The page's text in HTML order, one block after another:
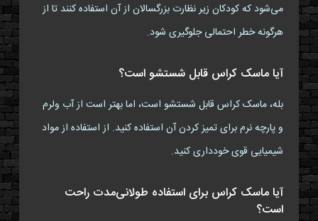
می‌شود که کودکان زیر نظارت بزرگسالان از آن استفاده کنند تا از
هرگونه خطر احتمالی جلوگیری شود.
آیا ماسک کراس قابل شستشو است؟
بله، ماسک کراس قابل شستشو است، اما بهتر است از آب ولرم
و پارچه نرم برای تمیز کردن آن استفاده کنید. از استفاده از مواد
شیمیایی قوی خودداری کنید.
آیا ماسک کراس برای استفاده طولانی‌مدت راحت
است؟